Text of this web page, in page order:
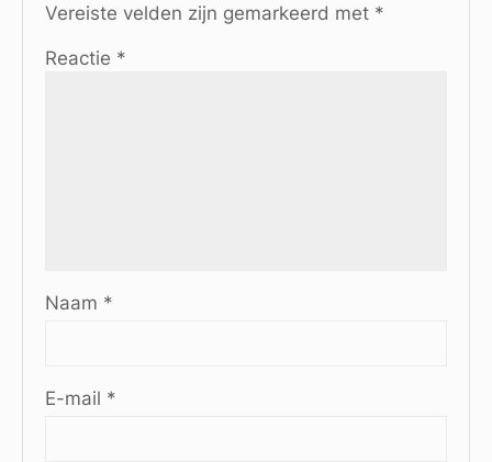
Vereiste velden zijn gemarkeerd met *
Reactie *
Naam *
E-mail *